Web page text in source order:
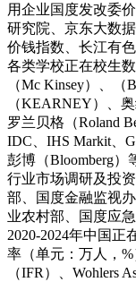
用企业国度发改委
研究院、京东大数
价钱指数、长江有
各类学校正在校生
（Mc Kinsey）、
（KEARNEY）、
罗兰贝格（Roland
IDC、IHS Markit、
彭博（Bloomberg）
行业市场调研及投
部、国度金融监视
业农村部、国度应
2020-2024年中国正
率（单元：万人，
（IFR）、Wohlers